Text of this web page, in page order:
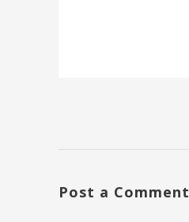
Post a Comment